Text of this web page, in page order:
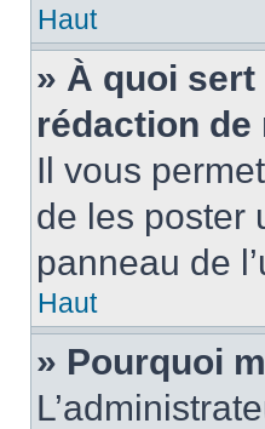
Haut
» À quoi sert
rédaction de
Il vous
de les poster
panneau de
Haut
» Pourquoi